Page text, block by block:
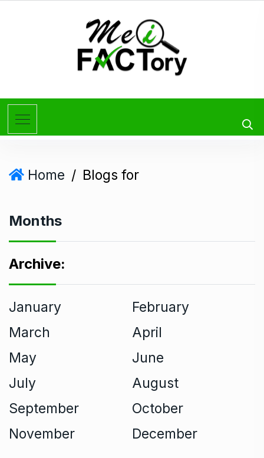
Home / Blogs for
Months
Archive:
January
February
March
April
May
June
July
August
September
October
November
December